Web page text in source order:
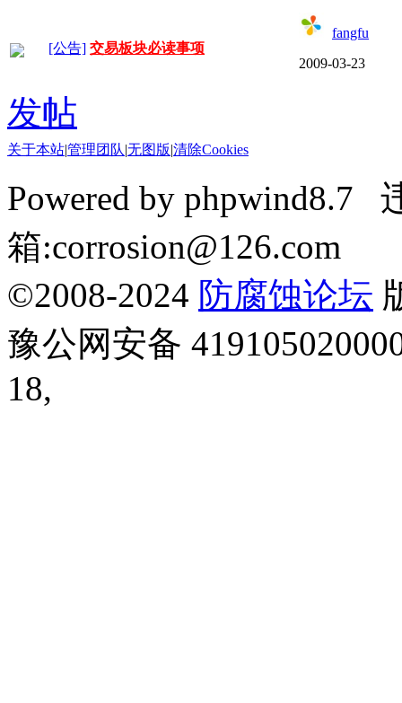
[公告] 交易板块必读事项
fangfu
2009-03-23
发帖
关于本站|管理团队|无图版|清除Cookies
Powered by phpwind8.7
箱:corrosion@126.com
©2008-2024 防腐蚀论坛
豫公网安备
18,